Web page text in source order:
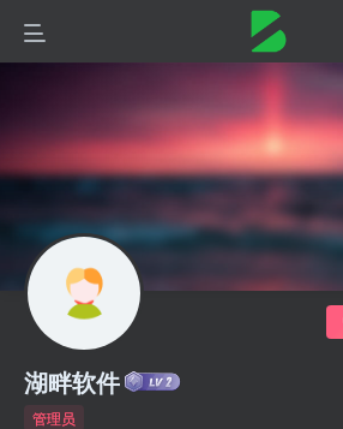
湖畔软件
管理员